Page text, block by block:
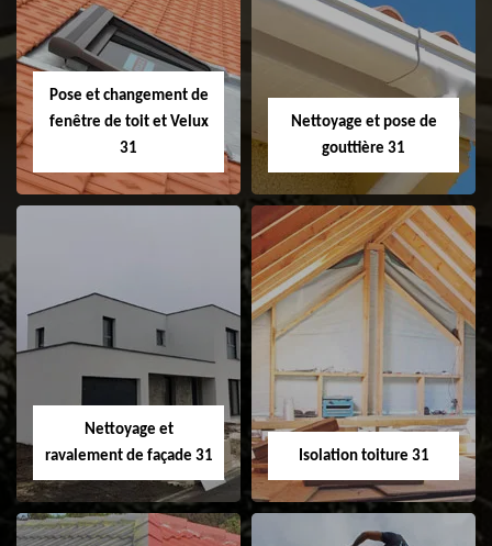
Couvreur 31
Etanchéité de
faitage et faitière
31
Pose et changement de
fenêtre de toit et Velux
31
Pose et
changement de
fenêtre de toit et
Velux 31
Nettoyage et pose de
gouttière 31
Nettoyage et pose
Nettoyage et
ravalement de façade 31
Isolation toiture 31